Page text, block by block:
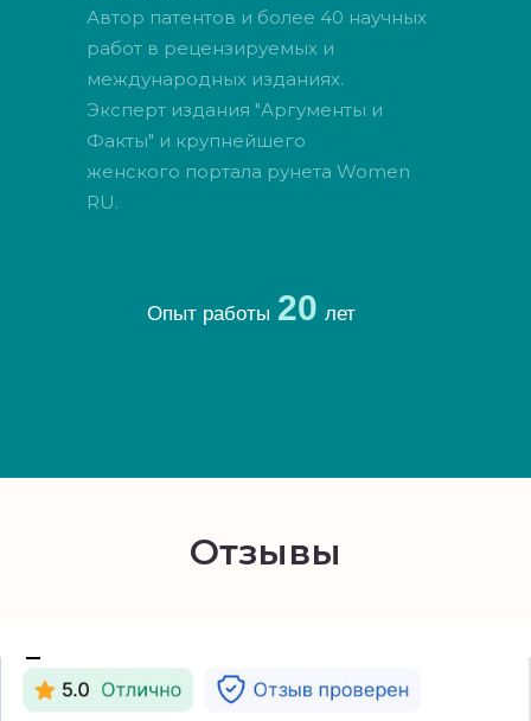
Автор патентов и более 40 научных
работ в рецензируемых и
международных изданиях.
Эксперт издания "Аргументы и
Факты" и крупнейшего
женского портала рунета Women
RU.
20
Опыт работы лет
Отзывы